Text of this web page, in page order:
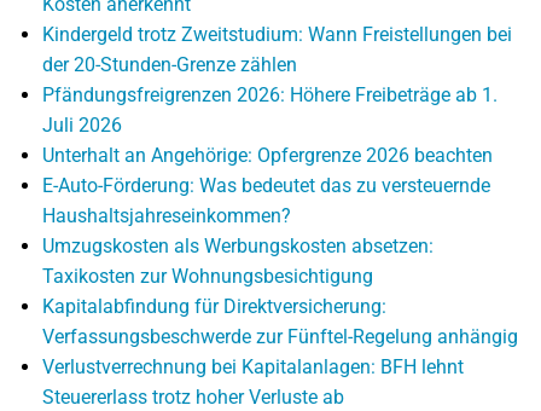
Kosten anerkennt
Kindergeld trotz Zweitstudium: Wann Freistellungen bei
der 20-Stunden-Grenze zählen
Pfändungsfreigrenzen 2026: Höhere Freibeträge ab 1.
Juli 2026
Unterhalt an Angehörige: Opfergrenze 2026 beachten
E-Auto-Förderung: Was bedeutet das zu versteuernde
Haushaltsjahreseinkommen?
Umzugskosten als Werbungskosten absetzen:
Taxikosten zur Wohnungsbesichtigung
Kapitalabfindung für Direktversicherung:
Verfassungsbeschwerde zur Fünftel-Regelung anhängig
Verlustverrechnung bei Kapitalanlagen: BFH lehnt
Steuererlass trotz hoher Verluste ab